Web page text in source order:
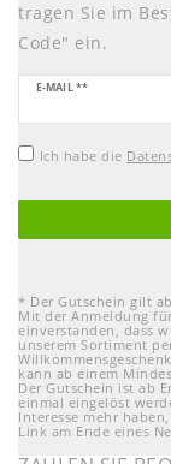
tragen Sie im
Code" ein.
E-MAIL **
Newsletter
Honig
Ich habe die
* Der Gutschein gilt
Mit der Anmeldung
einverstanden, dass
unserem Sortiment
kann ab einem
Der Gutschein ist ab
einmal eingelöst
Interesse mehr
Link am Ende eines